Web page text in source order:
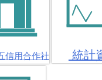
信用合作社 統計